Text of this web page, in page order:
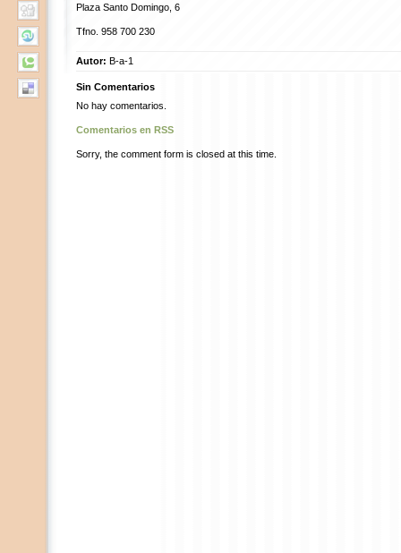
Plaza Santo Domingo, 6
Tfno. 958 700 230
Autor: B-a-1
Sin Comentarios
No hay comentarios.
Comentarios en RSS
Sorry, the comment form is closed at this time.